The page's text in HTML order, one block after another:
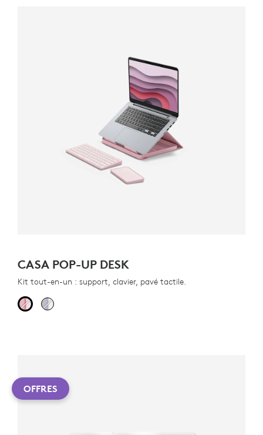
CASA POP-UP DESK
Kit tout-en-un : support, clavier, pavé tactile.
OFFRES